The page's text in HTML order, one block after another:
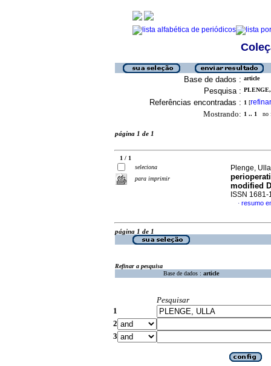
Base de dados : article
Pesquisa :
Referências encontradas : 1 [refinar
Mostrando: 1 .. 1 no
página 1 de 1
1 / 1
seleciona
para imprimir
Plenge,
modified
ISSN 1681-
· resumo
página 1 de 1
Refinar a pesquisa
Base de dados : article
Pesquisar
1
2
3